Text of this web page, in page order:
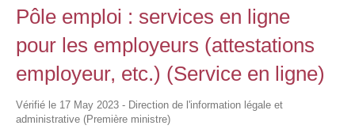
Pôle emploi : services en ligne
pour les employeurs (attestations
employeur, etc.) (Service en ligne)
Vérifié le 17 May 2023 - Direction de l'information légale et
administrative (Première ministre)